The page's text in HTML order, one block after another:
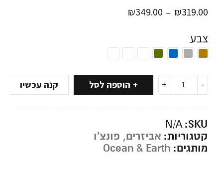
₪319.00
–
₪349.00
צבע
הוספה לסל קנה עכשיו
SKU:
N/A
קטגוריות: אביזרים, פונצ'ו
מותגים: Ocean & Earth